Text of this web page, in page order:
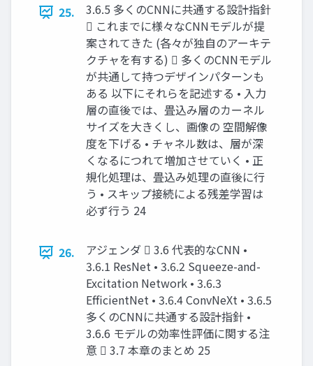
25.
3.6.5 多くのCNNに共通する設計指針
 これまでに様々なCNNモデルが提
案されてきた (各々が独自のアーキテ
クチャを有する)  多くのCNNモデル
が共通して持つデザインパターンも
ある 以下にそれらを記述する • 入力
層の直後では、畳込み層のカーネル
サイズを大きくし、画像の 空間解像
度を下げる • チャネル数は、層が深
くなるにつれて増加させていく • 正
規化処理は、畳込み処理の直後に行
う • スキップ接続による残差学習は
必ず行う 24
26.
アジェンダ  3.6 代表的なCNN •
3.6.1 ResNet • 3.6.2 Squeeze-and-
Excitation Network • 3.6.3
EfficientNet • 3.6.4 ConvNeXt • 3.6.5
多くのCNNに共通する設計指針 •
3.6.6 モデルの効率性評価に関する注
意  3.7 本章のまとめ 25